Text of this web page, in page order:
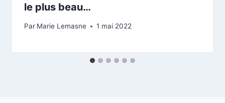
le plus beau…
Par Marie Lemasne 1 mai 2022